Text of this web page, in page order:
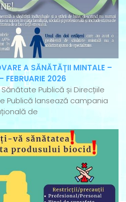
A SĂNĂTĂȚII MINTALE –
FEBRUARIE 2026
Publică și Direcțiile
Publică lansează campania
de